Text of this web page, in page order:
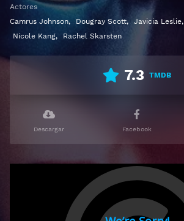
Actores
Camrus Johnson, Dougray Scott, Javicia Leslie,
Nicole Kang, Rachel Skarsten
7.3 TMDB
Descargar Facebook